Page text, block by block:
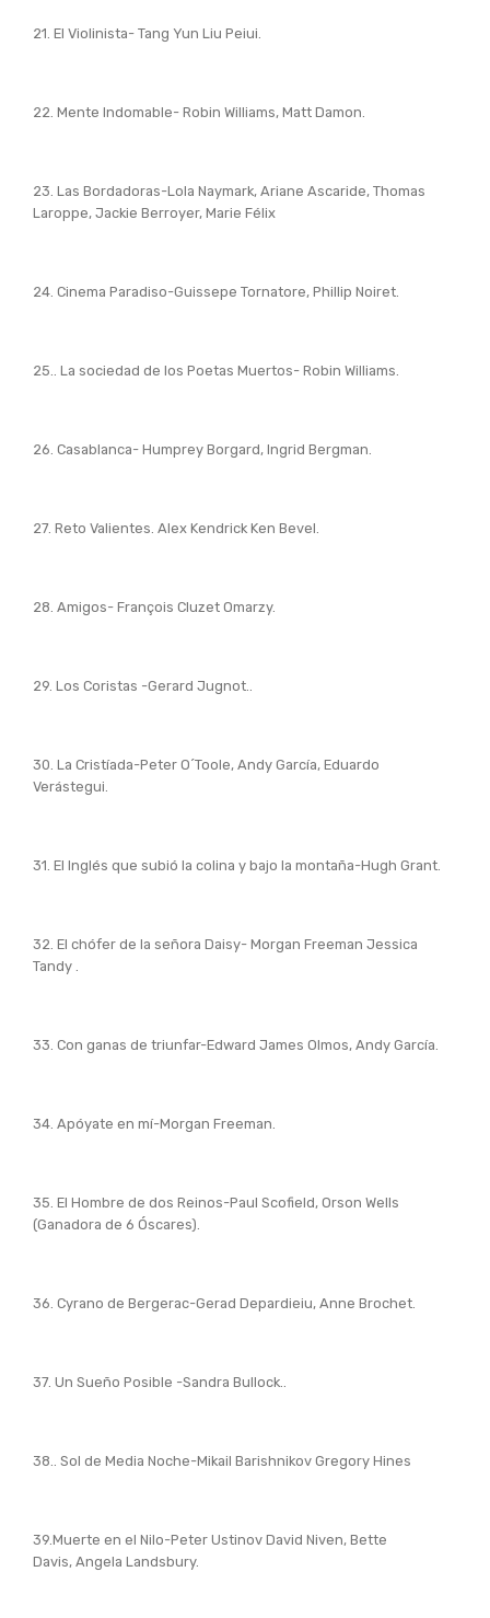
21. El Violinista- Tang Yun Liu Peiui.
22. Mente Indomable- Robin Williams, Matt Damon.
23. Las Bordadoras-Lola Naymark, Ariane Ascaride, Thomas
Laroppe, Jackie Berroyer, Marie Félix
24. Cinema Paradiso-Guissepe Tornatore, Phillip Noiret.
25.. La sociedad de los Poetas Muertos- Robin Williams.
26. Casablanca- Humprey Borgard, Ingrid Bergman.
27. Reto Valientes. Alex Kendrick Ken Bevel.
28. Amigos- François Cluzet Omarzy.
29. Los Coristas -Gerard Jugnot..
30. La Cristíada-Peter O´Toole, Andy García, Eduardo
Verástegui.
31. El Inglés que subió la colina y bajo la montaña-Hugh Grant.
32. El chófer de la señora Daisy- Morgan Freeman Jessica
Tandy .
33. Con ganas de triunfar-Edward James Olmos, Andy García.
34. Apóyate en mí-Morgan Freeman.
35. El Hombre de dos Reinos-Paul Scofield, Orson Wells
(Ganadora de 6 Óscares).
36. Cyrano de Bergerac-Gerad Depardieiu, Anne Brochet.
37. Un Sueño Posible -Sandra Bullock..
38.. Sol de Media Noche-Mikail Barishnikov Gregory Hines
39.Muerte en el Nilo-Peter Ustinov David Niven, Bette
Davis, Angela Landsbury.